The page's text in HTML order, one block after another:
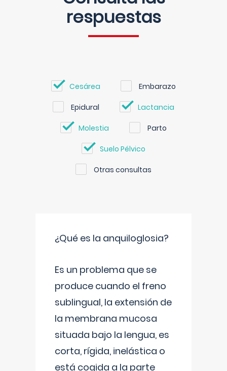
respuestas
Cesárea Embarazo
Epidural Lactancia
Molestia Parto
Suelo Pélvico
Otras consultas
¿Qué es la anquiloglosia?
Es un problema que se
produce cuando el freno
sublingual, la extensión de
la membrana mucosa
situada bajo la lengua, es
corta, rígida, inelástica o
está cogida a la parte